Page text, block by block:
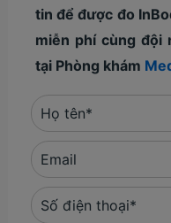
tin để được đo
miễn phí cùng đội
tại Phòng khám